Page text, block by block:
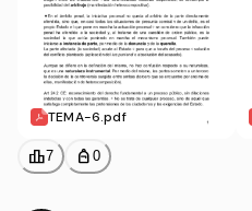
TEMA-6.pdf
leaderboard7 personal_bag 0